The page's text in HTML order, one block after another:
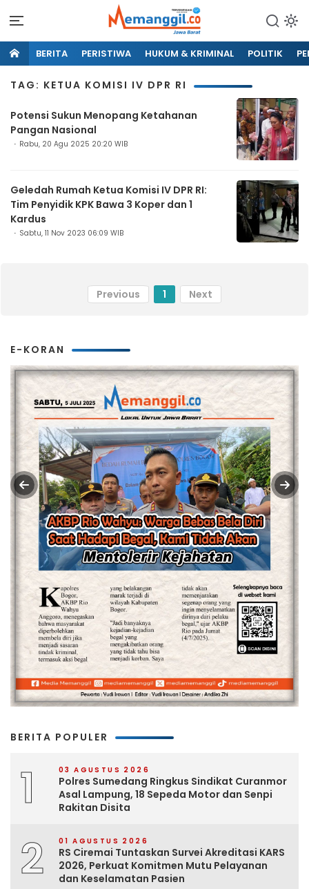
BERITA PERISTIWA HUKUM & KRIMINAL POLITIK
TAG: KETUA KOMISI IV DPR RI
Potensi Sukun Menopang Ketahanan
Pangan Nasional
Rabu, 20 Agu 2025 20:20 WIB
Geledah Rumah Ketua Komisi IV DPR RI:
Tim Penyidik KPK Bawa 3 Koper dan 1
Kardus
Sabtu, 11 Nov 2023 06:09 WIB
Previous 1 Next
E-KORAN
BERITA POPULER
1 03 AGUSTUS 2026
Polres Sumedang Ringkus Sindikat Curanmor
Asal Lampung, 18 Sepeda Motor dan Senpi
Rakitan Disita
2 01 AGUSTUS 2026
RS Ciremai Tuntaskan Survei Akreditasi KARS
2026, Perkuat Komitmen Mutu Pelayanan
dan Keselamatan Pasien